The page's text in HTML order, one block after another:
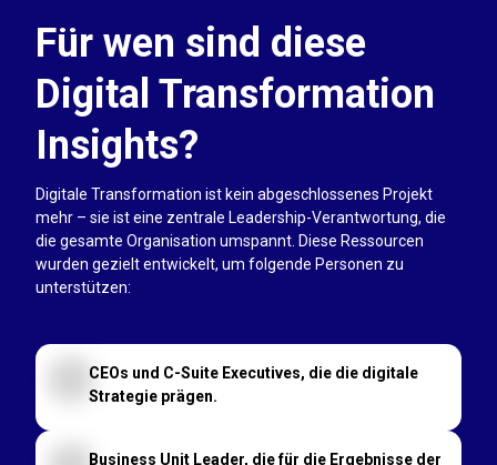
Für wen sind diese
Digital Transformation
Insights?
Digitale Transformation ist kein abgeschlossenes Projekt
mehr – sie ist eine zentrale Leadership-Verantwortung, die
die gesamte Organisation umspannt. Diese Ressourcen
wurden gezielt entwickelt, um folgende Personen zu
unterstützen:
CEOs und C-Suite Executives, die die digitale
Strategie prägen.
Business Unit Leader, die für die Ergebnisse der